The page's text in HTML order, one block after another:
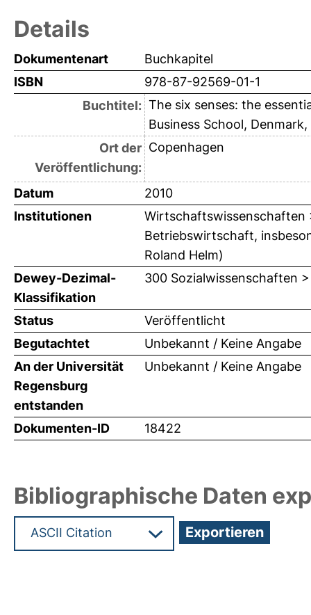
Details
Dokumentenart
Buchkapitel
ISBN
978-87-92569-01-1
Buchtitel: The six senses: the
Business School,
Ort der
Veröffentlichung:
Copenhagen
Datum
2010
Institutionen
Betriebswirtschaft,
Roland Helm)
Dewey-Dezimal-
Klassifikation
300 Sozialwissenschaften
Status
Veröffentlicht
Begutachtet
Unbekannt / Keine Angabe
An der Universität
Regensburg
entstanden
Unbekannt / Keine Angabe
Dokumenten-ID 18422
Bibliographische Daten